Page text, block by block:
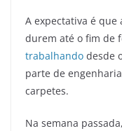
A expectativa é que
durem até o fim de
trabalhando desde
parte de
carpetes.
Na semana